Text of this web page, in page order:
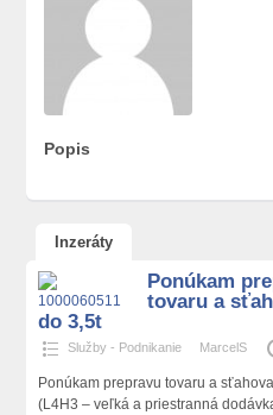
Popis
Inzeráty
Ponúkam
tovaru a
do 3,5t
Služby - Podnikanie MarcelS
Ponúkam prepravu tovaru a
(L4H3 – veľká a priestranná